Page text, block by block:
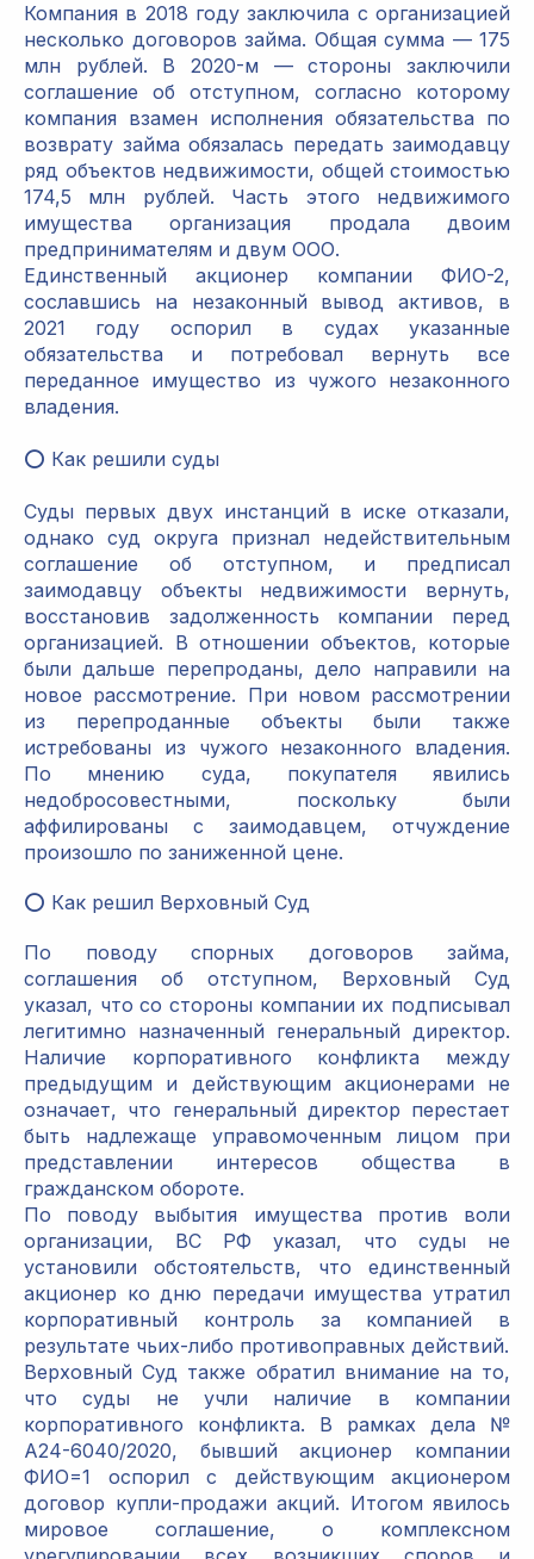
Компания в 2018 году заключила с организацией
несколько договоров займа. Общая сумма — 175
млн рублей. В 2020-м — стороны заключили
соглашение об отступном, согласно которому
компания взамен исполнения обязательства по
возврату займа обязалась передать заимодавцу
ряд объектов недвижимости, общей стоимостью
174,5 млн рублей. Часть этого недвижимого
имущества организация продала двоим
предпринимателям и двум ООО.
Единственный акционер компании ФИО-2,
сославшись на незаконный вывод активов, в
2021 году оспорил в судах указанные
обязательства и потребовал вернуть все
переданное имущество из чужого незаконного
владения.
⭕️ Как решили суды
Суды первых двух инстанций в иске отказали,
однако суд округа признал недействительным
соглашение об отступном, и предписал
заимодавцу объекты недвижимости вернуть,
восстановив задолженность компании перед
организацией. В отношении объектов, которые
были дальше перепроданы, дело направили на
новое рассмотрение. При новом рассмотрении
из перепроданные объекты были также
истребованы из чужого незаконного владения.
По мнению суда, покупателя явились
недобросовестными, поскольку были
аффилированы с заимодавцем, отчуждение
произошло по заниженной цене.
⭕️ Как решил Верховный Суд
По поводу спорных договоров займа,
соглашения об отступном, Верховный Суд
указал, что со стороны компании их подписывал
легитимно назначенный генеральный директор.
Наличие корпоративного конфликта между
предыдущим и действующим акционерами не
означает, что генеральный директор перестает
быть надлежаще управомоченным лицом при
представлении интересов общества в
гражданском обороте.
По поводу выбытия имущества против воли
организации, ВС РФ указал, что суды не
установили обстоятельств, что единственный
акционер ко дню передачи имущества утратил
корпоративный контроль за компанией в
результате чьих-либо противоправных действий.
Верховный Суд также обратил внимание на то,
что суды не учли наличие в компании
корпоративного конфликта. В рамках дела №
А24-6040/2020, бывший акционер компании
ФИО=1 оспорил с действующим акционером
договор купли-продажи акций. Итогом явилось
мировое соглашение, о комплексном